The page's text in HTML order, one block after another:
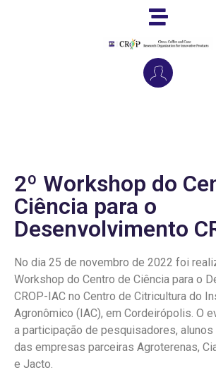
2º Workshop do
Ciência para o
Desenvolvimento
No dia 25 de novembro de 2022 foi
Workshop do Centro de Ciência para o
CROP-IAC no Centro de Citricultura do
Agronômico (IAC), em Cordeirópolis. O
a participação de pesquisadores,
das empresas parceiras Agroterenas,
e Jacto.